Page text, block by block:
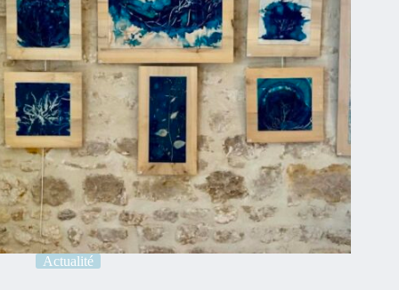
Actualité